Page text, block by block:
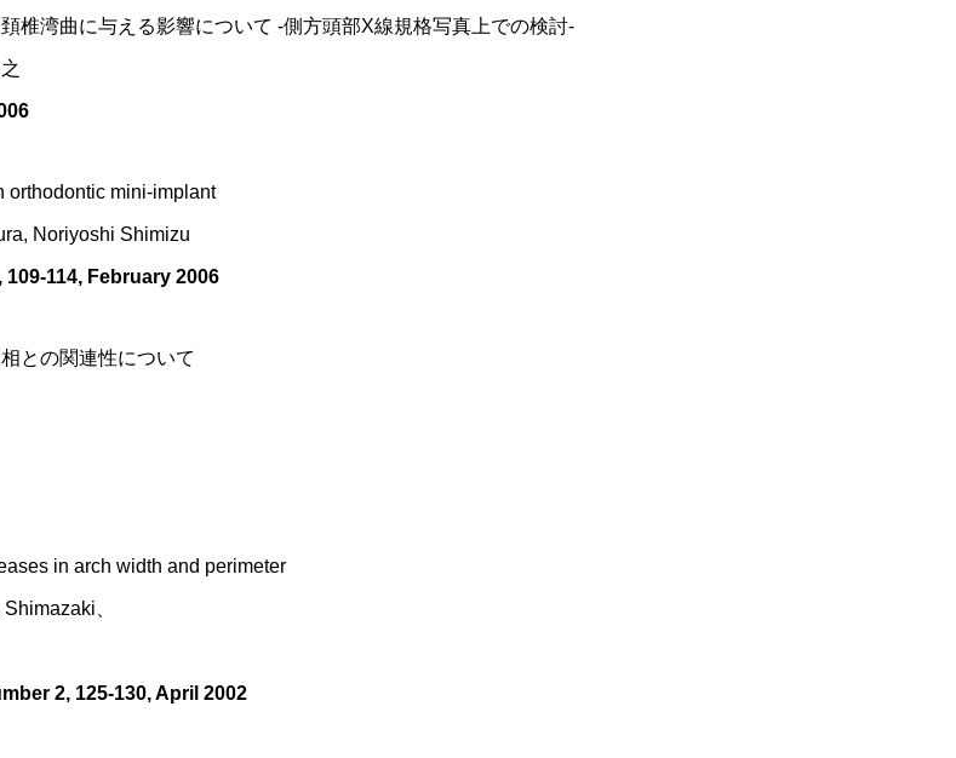
椎湾曲に与える影響について ‐側方頭部X線規格写真上での検討‐
mini-implant
Noriyoshi Shimizu
114, February 2006
との関連性について
in arch width and perimeter
、
2, 125-130, April 2002